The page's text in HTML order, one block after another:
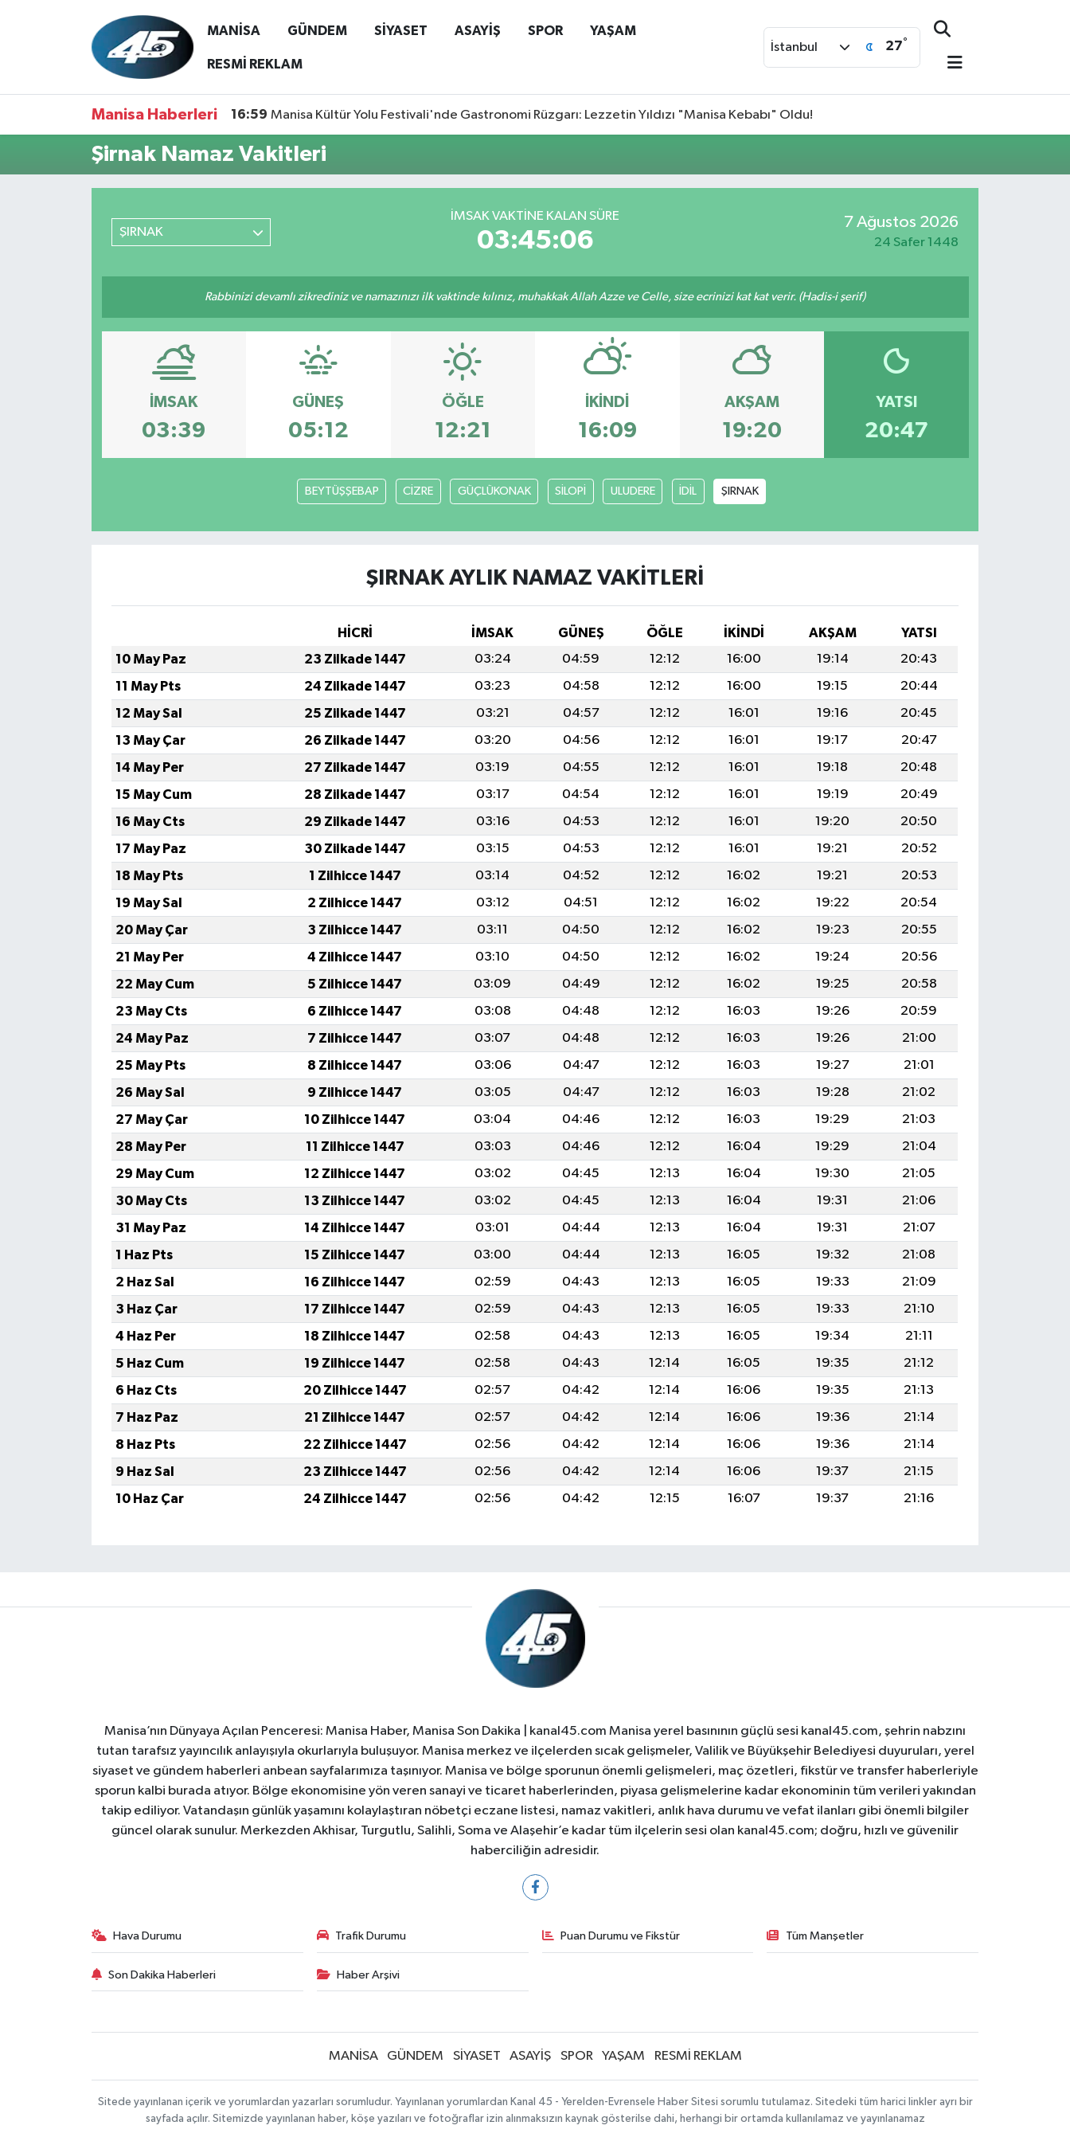
MANİSA GÜNDEM SİYASET ASAYİŞ SPOR YAŞAM
RESMİ REKLAM
İstanbul 27°
Manisa Haberleri 16:59 Manisa Kültür Yolu Festivali'nde Gastronomi Rüzgarı: Lezzetin Yıldızı "Manisa Kebabı" Oldu!
Şirnak Namaz Vakitleri
ŞIRNAK
İMSAK VAKTİNE KALAN SÜRE
03:45:06
7 Ağustos 2026
24 Safer 1448
Rabbinizi devamlı zikrediniz ve namazınızı ilk vaktinde kılınız, muhakkak Allah Azze ve Celle, size ecrinizi kat kat verir. (Hadis-i şerif)
İMSAK
03:39
GÜNEŞ
05:12
ÖĞLE
12:21
İKINDI
16:09
AKŞAM
19:20
YATSI
20:47
BEYTÜŞŞEBAP CİZRE GÜÇLÜKONAK SİLOPİ ULUDERE İDİL ŞIRNAK
ŞIRNAK AYLIK NAMAZ VAKITLERI
HİCRİ İMSAK GÜNEŞ ÖĞLE İKINDI AKŞAM
YATSI
10 May Paz
23 Zilkade 1447 03:24 04:59 12:12 16:00 19:14
20:43
11 May Pts
24 Zilkade 1447 03:23 04:58 12:12 16:00 19:15
20:44
12 May Sal
25 Zilkade 1447 03:21 04:57 12:12 16:01 19:16
20:45
13 May Çar
26 Zilkade 1447 03:20 04:56 12:12 16:01 19:17
20:47
14 May Per
27 Zilkade 1447 03:19 04:55 12:12 16:01 19:18
20:48
15 May Cum
28 Zilkade 1447 03:17 04:54 12:12 16:01 19:19
20:49
16 May Cts
29 Zilkade 1447 03:16 04:53 12:12 16:01 19:20
20:50
17 May Paz
30 Zilkade 1447 03:15 04:53 12:12 16:01 19:21
20:52
18 May Pts
1 Zilhicce 1447 03:14 04:52 12:12 16:02 19:21
20:53
19 May Sal
2 Zilhicce 1447 03:12 04:51 12:12 16:02 19:22
20:54
20 May Çar
3 Zilhicce 1447 03:11 04:50 12:12 16:02 19:23
20:55
21 May Per
4 Zilhicce 1447 03:10 04:50 12:12 16:02 19:24
20:56
22 May Cum
5 Zilhicce 1447 03:09 04:49 12:12 16:02 19:25
20:58
23 May Cts
6 Zilhicce 1447 03:08 04:48 12:12 16:03 19:26
20:59
24 May Paz
7 Zilhicce 1447 03:07 04:48 12:12 16:03 19:26
21:00
25 May Pts
8 Zilhicce 1447 03:06 04:47 12:12 16:03 19:27
21:01
26 May Sal
9 Zilhicce 1447 03:05 04:47 12:12 16:03 19:28
21:02
27 May Çar
10 Zilhicce 1447 03:04 04:46 12:12 16:03 19:29
21:03
28 May Per
11 Zilhicce 1447 03:03 04:46 12:12 16:04 19:29
21:04
29 May Cum
12 Zilhicce 1447 03:02 04:45 12:13 16:04 19:30
21:05
30 May Cts
13 Zilhicce 1447 03:02 04:45 12:13 16:04 19:31
21:06
31 May Paz
14 Zilhicce 1447 03:01 04:44 12:13 16:04 19:31
21:07
1 Haz Pts
15 Zilhicce 1447 03:00 04:44 12:13 16:05 19:32
21:08
2 Haz Sal
16 Zilhicce 1447 02:59 04:43 12:13 16:05 19:33
21:09
3 Haz Çar
17 Zilhicce 1447 02:59 04:43 12:13 16:05 19:33
21:10
4 Haz Per
18 Zilhicce 1447 02:58 04:43 12:13 16:05 19:34
21:11
5 Haz Cum
19 Zilhicce 1447 02:58 04:43 12:14 16:05 19:35
21:12
6 Haz Cts
20 Zilhicce 1447 02:57 04:42 12:14 16:06 19:35
21:13
7 Haz Paz
21 Zilhicce 1447 02:57 04:42 12:14 16:06 19:36
21:14
8 Haz Pts
22 Zilhicce 1447 02:56 04:42 12:14 16:06 19:36
21:14
9 Haz Sal
23 Zilhicce 1447 02:56 04:42 12:14 16:06 19:37
21:15
10 Haz Çar
24 Zilhicce 1447 02:56 04:42 12:15 16:07 19:37 21:16
Manisa’nın Dünyaya Açılan Penceresi: Manisa Haber, Manisa Son Dakika | kanal45.com Manisa yerel basınının güçlü sesi kanal45.com, şehrin nabzını
tutan tarafsız yayıncılık anlayışıyla okurlarıyla buluşuyor. Manisa merkez ve ilçelerden sıcak gelişmeler, Valilik ve Büyükşehir Belediyesi duyuruları, yerel
siyaset ve gündem haberleri anbean sayfalarımıza taşınıyor. Manisa ve bölge sporunun önemli gelişmeleri, maç özetleri, fikstür ve transfer haberleriyle
sporun kalbi burada atıyor. Bölge ekonomisine yön veren sanayi ve ticaret haberlerinden, piyasa gelişmelerine kadar ekonominin tüm verileri yakından
takip ediliyor. Vatandaşın günlük yaşamını kolaylaştıran nöbetçi eczane listesi, namaz vakitleri, anlık hava durumu ve vefat ilanları gibi önemli bilgiler
güncel olarak sunulur. Merkezden Akhisar, Turgutlu, Salihli, Soma ve Alaşehir’e kadar tüm ilçelerin sesi olan kanal45.com; doğru, hızlı ve güvenilir
haberciliğin adresidir.
Hava Durumu Trafik Durumu Puan Durumu ve Fikstür Tüm Manşetler
Son Dakika Haberleri Haber Arşivi
MANİSA GÜNDEM SİYASET ASAYİŞ SPOR YAŞAM RESMİ REKLAM
Sitede yayınlanan içerik ve yorumlardan yazarları sorumludur. Yayınlanan yorumlardan Kanal 45 - Yerelden-Evrensele Haber Sitesi sorumlu tutulamaz. Sitedeki tüm harici linkler ayrı bir
sayfada açılır. Sitemizde yayınlanan haber, köşe yazıları ve fotoğraflar izin alınmaksızın kaynak gösterilse dahi, herhangi bir ortamda kullanılamaz ve yayınlanamaz
MANİSA
Hava Durumu
Son Dakika Haberleri